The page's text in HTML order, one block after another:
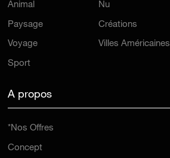
Animal
Paysage
Voyage
Sport
Nu
Créations
Villes Américaines
A propos
*Nos Offres
Concept